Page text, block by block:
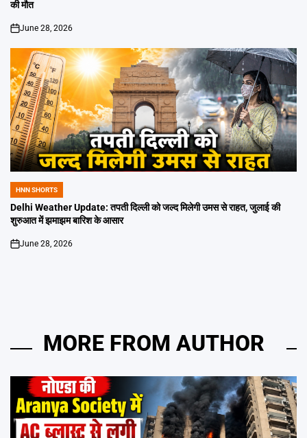
की मौत
on
June 28, 2026
POSTED
IN
HNN SHORTS
Delhi Weather Update: तपती दिल्ली को जल्द मिलेगी उमस से राहत, जुलाई की
शुरुआत में झमाझम बारिश के आसार
on
June 28, 2026
MORE FROM AUTHOR